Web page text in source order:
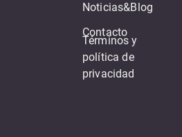
Noticias&Blog
Contacto
Términos y
política de
privacidad